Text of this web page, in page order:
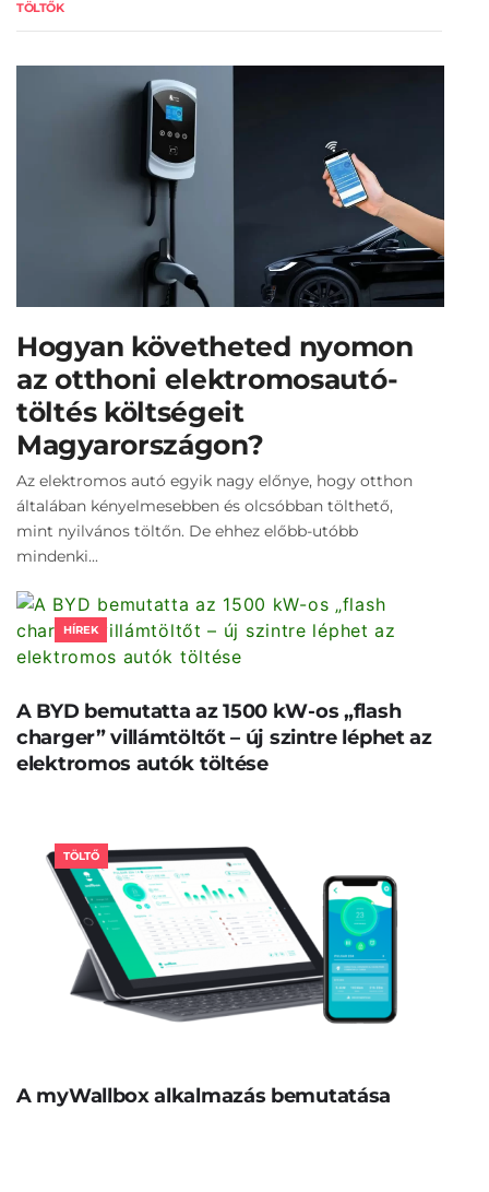
TÖLTŐK
Hogyan követheted nyomon
az otthoni elektromosautó-
töltés költségeit
Magyarországon?
Az elektromos autó egyik nagy előnye, hogy otthon
általában kényelmesebben és olcsóbban tölthető,
mint nyilvános töltőn. De ehhez előbb-utóbb
mindenki...
HÍREK
A BYD bemutatta az 1500 kW-os „flash
charger” villámtöltőt – új szintre léphet az
elektromos autók töltése
TÖLTŐ
A myWallbox alkalmazás bemutatása